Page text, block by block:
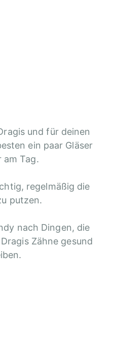
und für deinen
ein paar Gläser
am Tag.
regelmäßig die
putzen.
nach Dingen, die
Zähne gesund